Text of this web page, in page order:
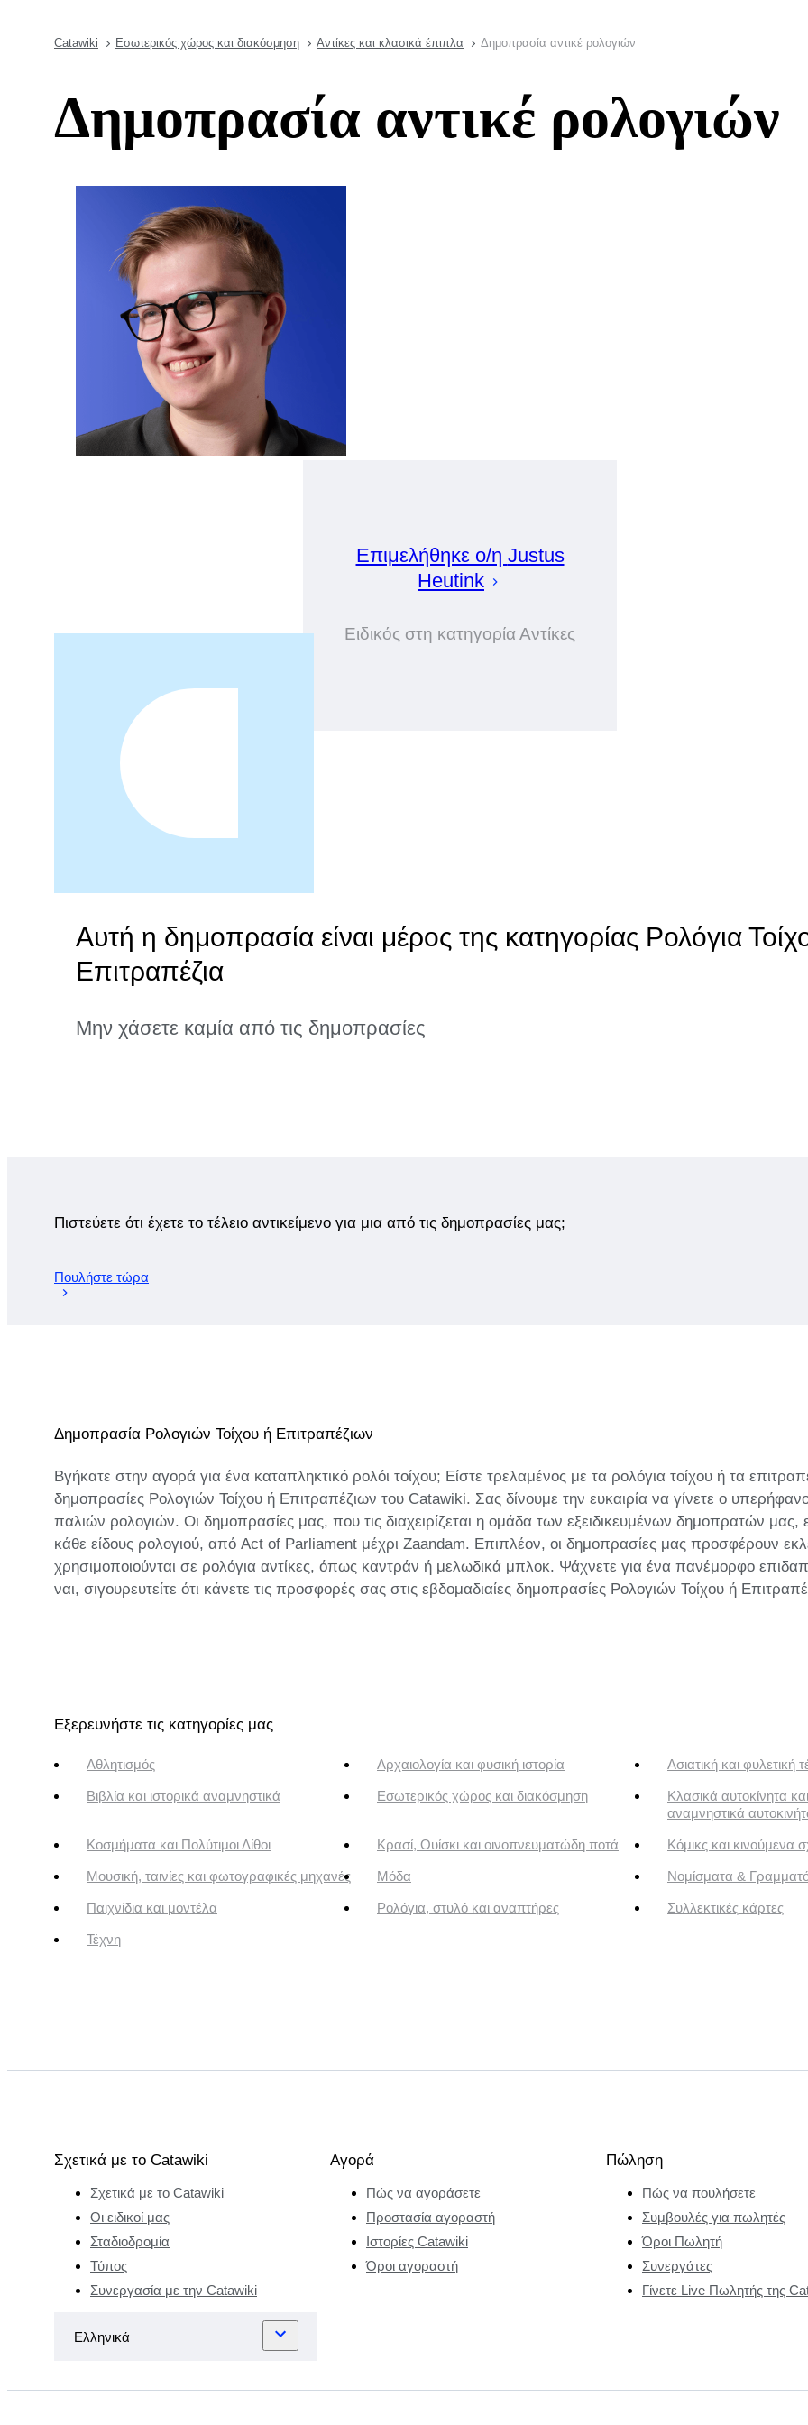
Catawiki Εσωτερικός χώρος και διακόσμηση Αντίκες και κλασικά έπιπλα Δημοπρασία αντικέ ρολογιών
Δημοπρασία αντικέ ρολογιών
Επιμελήθηκε ο/η Justus
Heutink
Ειδικός στη κατηγορία Αντίκες
Αυτή η δημοπρασία είναι μέρος της κατηγορίας Ρολόγια
Επιτραπέζια
Μην χάσετε καμία από τις δημοπρασίες
Πιστεύετε ότι έχετε το τέλειο αντικείμενο για μια από τις δημοπρασίες μας;
Πουλήστε τώρα
Δημοπρασία Ρολογιών Τοίχου ή Επιτραπέζιων
Βγήκατε στην αγορά για ένα καταπληκτικό ρολόι τοίχου; Είστε τρελαμένος με τα ρολόγια τοίχου ή τα
δημοπρασίες Ρολογιών Τοίχου ή Επιτραπέζιων του Catawiki. Σας δίνουμε την ευκαιρία να γίνετε ο
παλιών ρολογιών. Οι δημοπρασίες μας, που τις διαχειρίζεται η ομάδα των εξειδικευμένων δημοπρατών μας,
κάθε είδους ρολογιού, από Act of Parliament μέχρι Zaandam. Επιπλέον, οι δημοπρασίες μας προσφέρουν
χρησιμοποιούνται σε ρολόγια αντίκες, όπως καντράν ή μελωδικά μπλοκ. Ψάχνετε για ένα πανέμορφο
ναι, σιγουρευτείτε ότι κάνετε τις προσφορές σας στις εβδομαδιαίες δημοπρασίες Ρολογιών Τοίχου ή
Εξερευνήστε τις κατηγορίες μας
Αθλητισμός Αρχαιολογία και φυσική ιστορία Ασιατική και φυλετική
Βιβλία και ιστορικά αναμνηστικά Εσωτερικός χώρος και διακόσμηση
Κλασικά αυτοκίνητα
αναμνηστικά
Κοσμήματα και Πολύτιμοι Λίθοι Κρασί, Ουίσκι και οινοπνευματώδη ποτά Κόμικς και κινούμενα
Μουσική, ταινίες και φωτογραφικές μηχανές Μόδα Νομίσματα &
Παιχνίδια και μοντέλα Ρολόγια, στυλό και αναπτήρες Συλλεκτικές κάρτες
Τέχνη
Σχετικά με το Catawiki
Σχετικά με το Catawiki
Οι ειδικοί μας
Σταδιοδρομία
Τύπος
Συνεργασία με την Catawiki
Αγορά
Πώς να αγοράσετε
Προστασία αγοραστή
Ιστορίες Catawiki
Όροι αγοραστή
Πώληση
Πώς να πουλήσετε
Συμβουλές για πωλητές
Όροι Πωλητή
Συνεργάτες
Γίνετε Live Πωλητής της